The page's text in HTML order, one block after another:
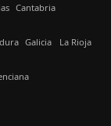
Cantabria
Galicia La Rioja